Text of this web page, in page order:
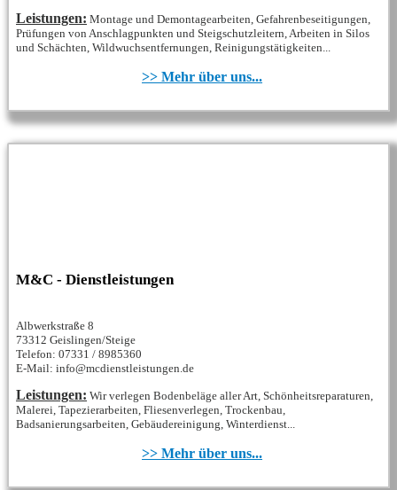
Leistungen: Montage und Demontagearbeiten, Gefahrenbeseitigungen,
Prüfungen von Anschlagpunkten und Steigschutzleitern, Arbeiten in Silos
und Schächten, Wildwuchsentfernungen, Reinigungstätigkeiten...
>> Mehr über uns...
M&C - Dienstleistungen
Albwerkstraße 8
73312 Geislingen/Steige
Telefon: 07331 / 8985360
E-Mail: info@mcdienstleistungen.de
Leistungen: Wir verlegen Bodenbeläge aller Art, Schönheitsreparaturen,
Malerei, Tapezierarbeiten, Fliesenverlegen, Trockenbau,
Badsanierungsarbeiten, Gebäudereinigung, Winterdienst...
>> Mehr über uns...